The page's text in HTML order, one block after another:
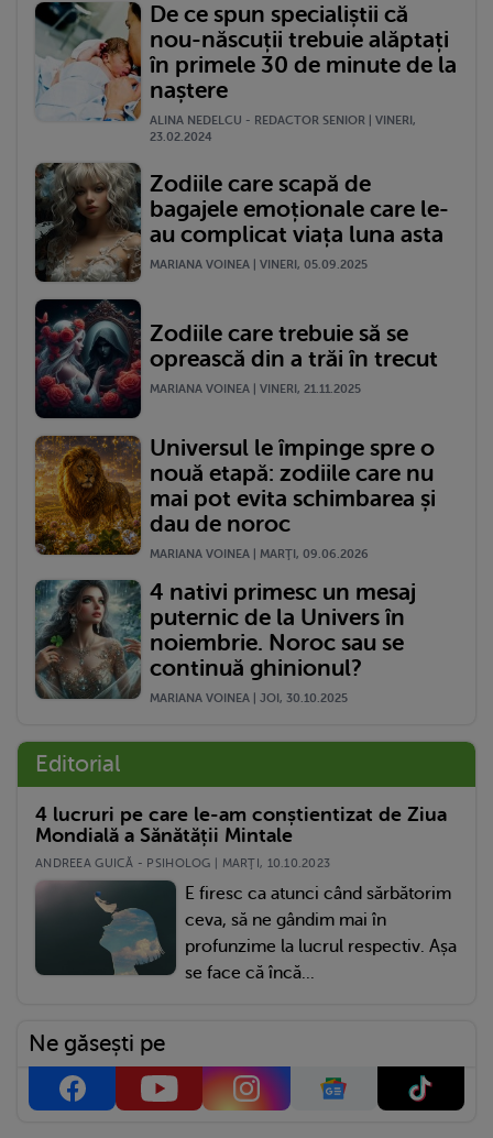
De ce spun specialiștii că
nou-născuții trebuie alăptați
în primele 30 de minute de la
naștere
ALINA NEDELCU - REDACTOR SENIOR | VINERI,
23.02.2024
Zodiile care scapă de
bagajele emoționale care le-
au complicat viața luna asta
MARIANA VOINEA | VINERI, 05.09.2025
Zodiile care trebuie să se
oprească din a trăi în trecut
MARIANA VOINEA | VINERI, 21.11.2025
Universul le împinge spre o
nouă etapă: zodiile care nu
mai pot evita schimbarea și
dau de noroc
MARIANA VOINEA | MARŢI, 09.06.2026
4 nativi primesc un mesaj
puternic de la Univers în
noiembrie. Noroc sau se
continuă ghinionul?
MARIANA VOINEA | JOI, 30.10.2025
Editorial
4 lucruri pe care le-am conștientizat de Ziua
Mondială a Sănătății Mintale
ANDREEA GUICĂ - PSIHOLOG | MARŢI, 10.10.2023
E firesc ca atunci când sărbătorim
ceva, să ne gândim mai în
profunzime la lucrul respectiv. Așa
se face că încă...
Ne găsești pe